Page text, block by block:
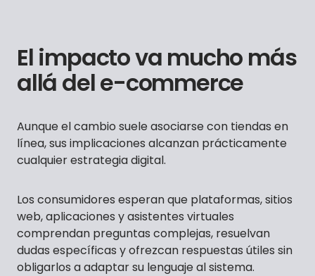
El impacto va mucho más
allá del e-commerce
Aunque el cambio suele asociarse con tiendas en
línea, sus implicaciones alcanzan prácticamente
cualquier estrategia digital.
Los consumidores esperan que plataformas, sitios
web, aplicaciones y asistentes virtuales
comprendan preguntas complejas, resuelvan
dudas específicas y ofrezcan respuestas útiles sin
obligarlos a adaptar su lenguaje al sistema.